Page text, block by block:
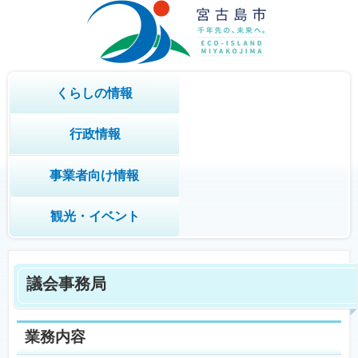
くらしの情報
行政情報
事業者向け情報
観光・イベント
議会事務局
業務内容